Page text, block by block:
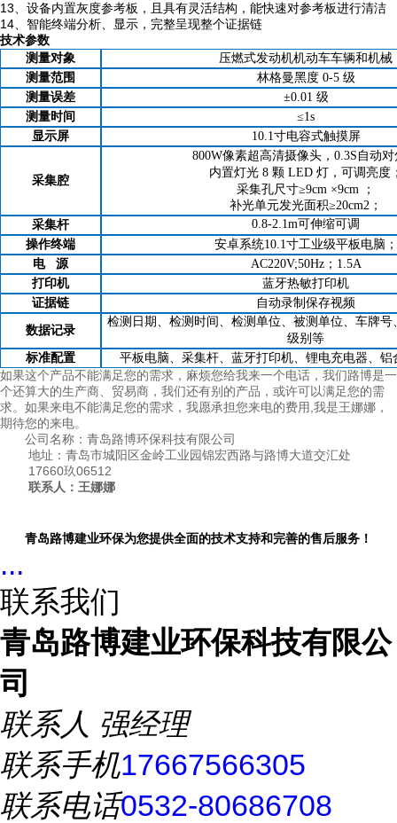
13、设备内置灰度参考板，且具有灵活结构，能快速对参考板进行清洁
14、智能终端分析、显示，完整呈现整个证据链
技术参数
测量对象 压燃式发动机机动车车辆和机械
测量范围
林格曼黑度 0-5 级
测量误差
±0.01 级
测量时间
≤1s
显示屏
10.1寸电容式触摸屏
采集腔
800W像素超高清摄像头，0.3S自动
内置灯光 8 颗 LED 灯，可调亮度
采集孔尺寸≥9cm ×9cm ；
补光单元发光面积≥20cm2；
采集杆
0.8-2.1m可伸缩可调
操作终端
安卓系统10.1寸工业级平板电脑；
电
源 AC220V;50Hz； 1.5A
打印机
蓝牙热敏打印机
证据链
自动录制保存视频
数据记录
检测日期、检测时间、检测单位、被测单位、车牌
级别等
标准配置
平板电脑、采集杆、蓝牙打印机、锂电充电器、铝
如果这个产品不能满足您的需求，麻烦您给我来一个电话，我们路博是一
个还算大的生产商、贸易商，我们还有别的产品，或许可以满足您的需
求。如果来电不能满足您的需求，我愿承担您来电的费用 我是王娜娜 ，
期待您的来电。
公司名称：青岛路博环保科技有限公司
地址：青岛市城阳区金岭工业园锦宏西路与路博大道交汇处
17660玖06512
联系人： 王娜娜
青岛路博建业环保为您提供全面的技术支持和完善的售后服务！
...
联系我们
青岛路博建业环保科技有限公
司
联系人 强经理
联系手机17667566305
联系电话0532-80686708